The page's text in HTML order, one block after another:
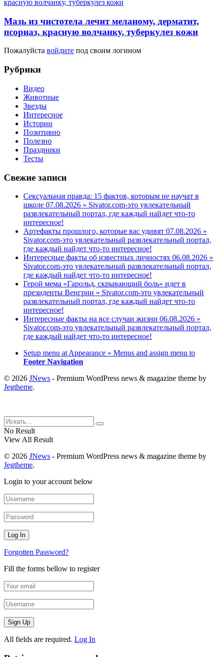
Мазь из чистотела лечит меланому, дерматит,
псориаз, красную волчанку, туберкулез кожи
Пожалуйста войдите под своим логином
Рубрики
Видео
Животные
Звезды
Интересное
Истории
Позитивно
Полезно
Праздники
Тесты
Свежие записи
Сексуальная правда: 15 фактов, которым не научат в
школе 07.08.2026 » Sivator.com-это увлекательный
развлекательный портал, где каждый найдет что-то
интересное!
Артефакты прошлого, которые вас удивят 07.08.2026 »
Sivator.com-это увлекательный развлекательный портал,
где каждый найдет что-то интересное!
Интересные факты об известных личностях 06.08.2026 »
Sivator.com-это увлекательный развлекательный портал,
где каждый найдет что-то интересное!
Герой мема «Гарольд, скрывающий боль» идет в
президенты Венгрии » Sivator.com-это увлекательный
развлекательный портал, где каждый найдет что-то
интересное!
Интересные факты на все случаи жизни 06.08.2026 »
Sivator.com-это увлекательный развлекательный портал,
где каждый найдет что-то интересное!
Setup menu at Appearance » Menus and assign menu to
Footer Navigation
© 2026 JNews - Premium WordPress news & magazine theme by
Jegtheme.
No Result
View All Result
© 2026 JNews - Premium WordPress news & magazine theme by
Jegtheme.
Login to your account below
Forgotten Password?
Fill the forms bellow to register
All fields are required. Log In